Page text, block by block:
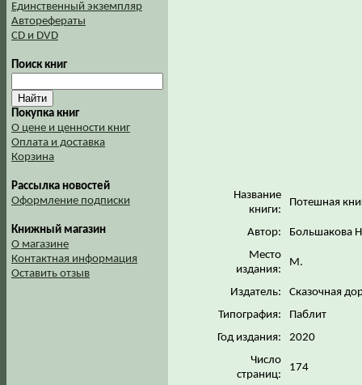
Единственный экземпляр
Авторефераты
CD и DVD
Поиск книг
Покупка книг
О цене и ценности книг
Оплата и доставка
Корзина
Рассылка новостей
Оформление подписки
Книжный магазин
О магазине
Контактная информация
Оставить отзыв
Название
книги:
Потешная
Автор:
Большакова
Место
издания:
М.
Издатель:
Сказочная
Типография:
Паблит
Год издания:
2020
Число
страниц:
174